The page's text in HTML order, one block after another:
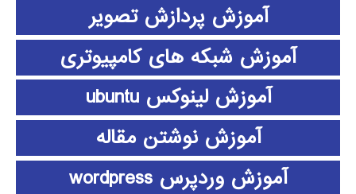
آموزش پردازش تصویر
آموزش شبکه های کامپیوتری
آموزش لینوکس ubuntu
آموزش نوشتن مقاله
آموزش وردپرس wordpress